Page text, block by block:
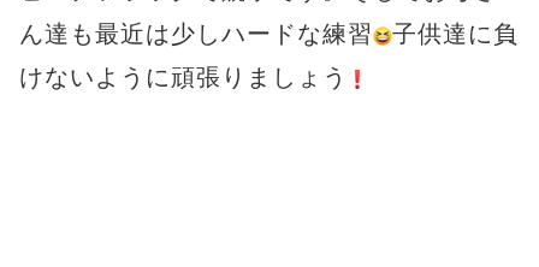
ん達も最近は少しハードな練習
子供達に負
けないように頑張りましょう